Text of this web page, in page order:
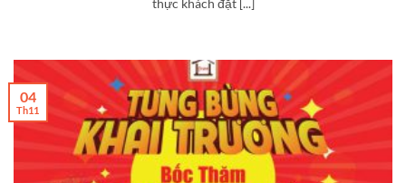
thực khách đặt [...]
04
Th11